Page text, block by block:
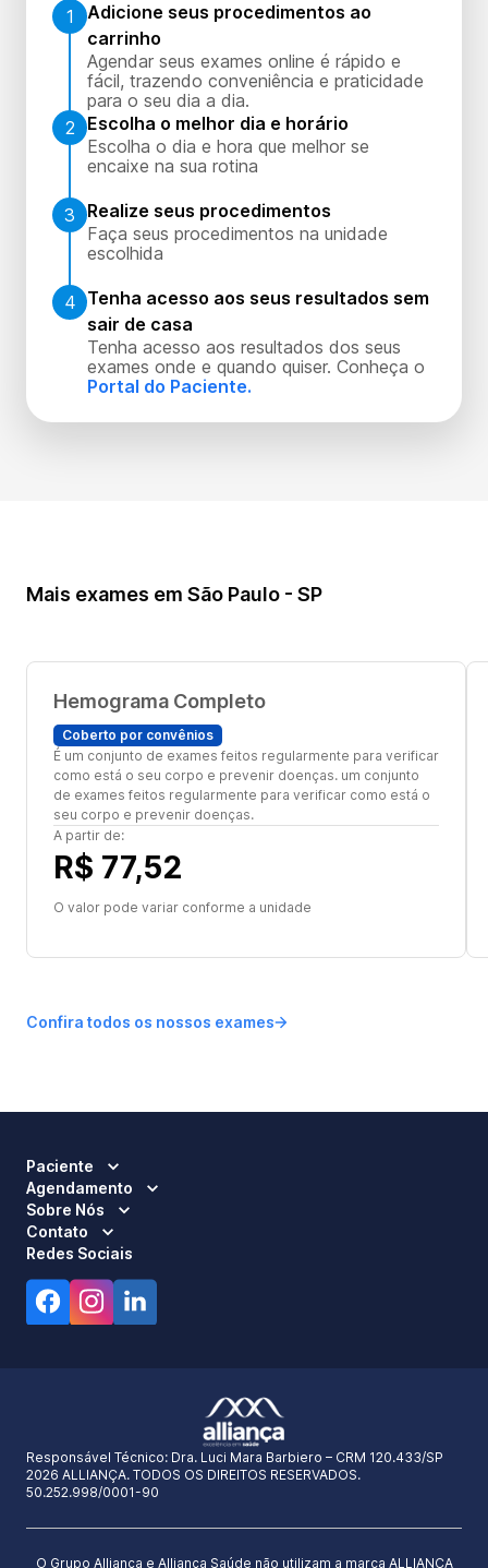
1
Adicione seus procedimentos ao
carrinho
Agendar seus exames online é rápido e
fácil, trazendo conveniência e praticidade
para o seu dia a dia.
2
Escolha o melhor dia e horário
Escolha o dia e hora que melhor se
encaixe na sua rotina
3
Realize seus procedimentos
Faça seus procedimentos na unidade
escolhida
4 Tenha acesso aos seus resultados sem
sair de casa
Tenha acesso aos resultados dos seus
exames onde e quando quiser. Conheça o
Portal do Paciente.
Mais exames em São Paulo - SP
Hemograma Completo
Coberto por convênios
É um conjunto de exames feitos regularmente para verificar
como está o seu corpo e prevenir doenças. um conjunto
de exames feitos regularmente para verificar como está o
seu corpo e prevenir doenças.
A partir de:
R$ 77,52
O valor pode variar conforme a unidade
Confira todos os nossos exames
Paciente
Agendamento
Sobre Nós
Contato
Redes Sociais
Responsável Técnico: Dra. Luci Mara Barbiero – CRM 120.433/SP
2026 ALLIANÇA. TODOS OS DIREITOS RESERVADOS.
50.252.998/0001-90
O Grupo Alliança e Alliança Saúde não utilizam a marca ALLIANÇA